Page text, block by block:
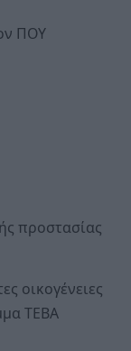
ΠΟΥ
προστασίας
οικογένειες
ΤΕΒΑ